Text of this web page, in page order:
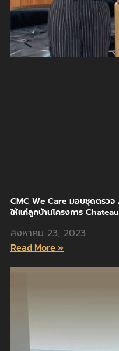
CMC We Care มอบชุดตรวจ
ให้แก่ลูกบ้านโครงการ
สิงหาคม 23, 2023
Read More »